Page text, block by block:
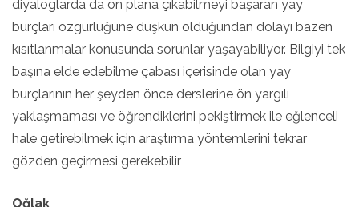
diyaloglarda da ön plana çıkabilmeyi başaran yay
burçları özgürlüğüne düşkün olduğundan dolayı bazen
kısıtlanmalar konusunda sorunlar yaşayabiliyor. Bilgiyi tek
başına elde edebilme çabası içerisinde olan yay
burçlarının her şeyden önce derslerine ön yargılı
yaklaşmaması ve öğrendiklerini pekiştirmek ile eğlenceli
hale getirebilmek için araştırma yöntemlerini tekrar
gözden geçirmesi gerekebilir
Oğlak